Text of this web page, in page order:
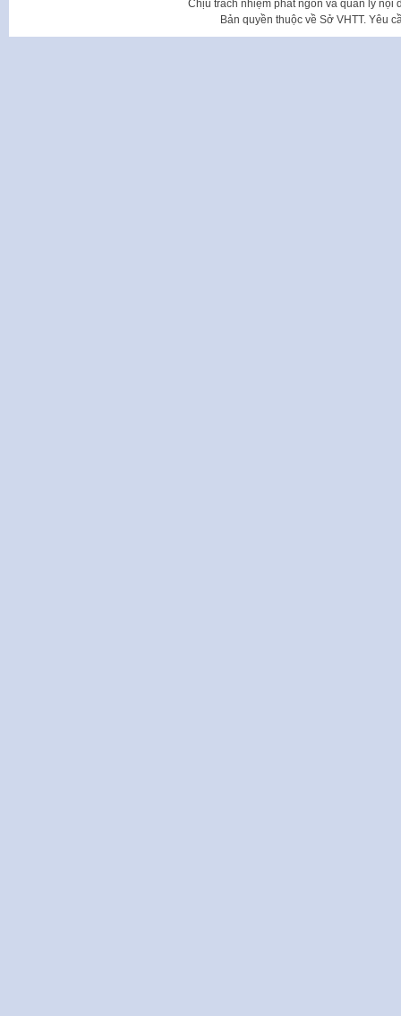
Chịu trách nhiệm phát ngôn và quản lý nội
Bản quyền thuộc về Sở VHTT. Yêu